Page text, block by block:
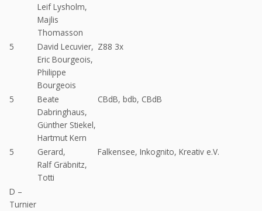
Leif Lysholm,
Majlis
Thomasson
5
David Lecuvier,
Eric Bourgeois,
Philippe
Bourgeois
Z88 3x
5
Beate
Dabringhaus,
Günther Stiekel,
Hartmut Kern
CBdB, bdb, CBdB
5
Gerard,
Ralf Gräbnitz,
Totti
Falkensee, Inkognito, Kreativ e.V.
D –
Turnier